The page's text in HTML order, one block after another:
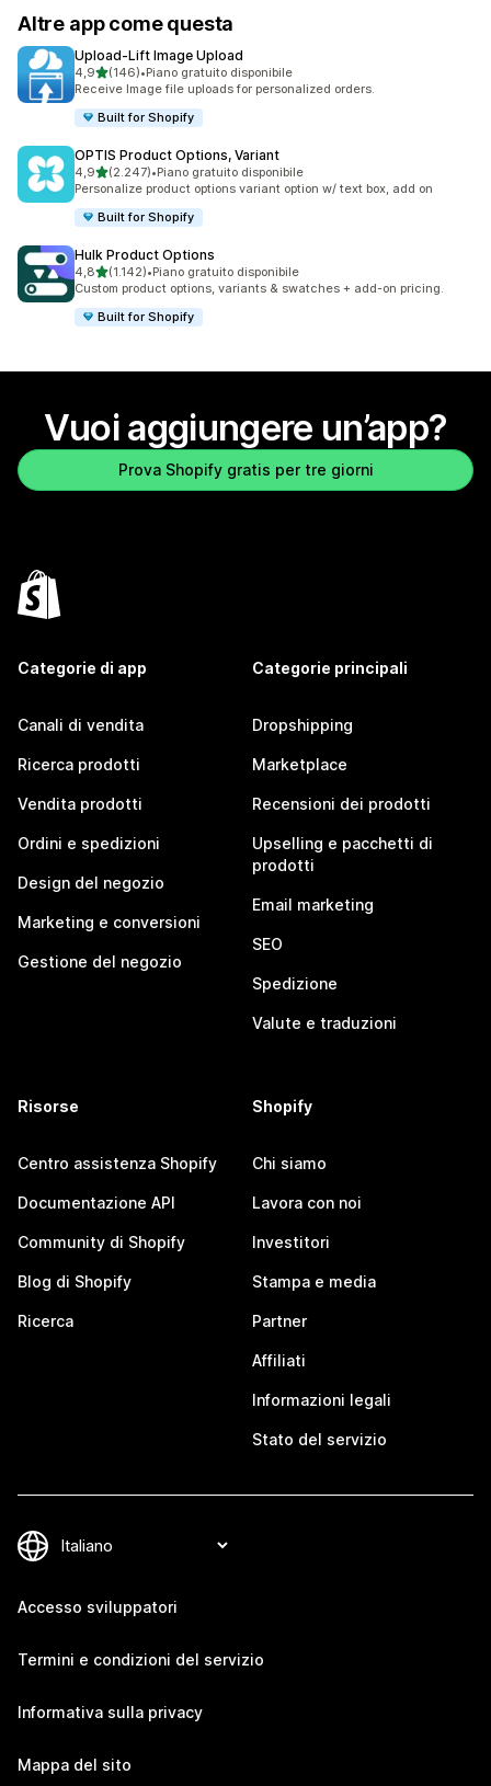
Altre app come questa
Upload‑Lift Image Upload
4,9stelle su 5
(146)
146 recensioni totali
•Piano gratuito disponibile
Receive Image file uploads for personalized orders.
Built for Shopify
OPTIS Product Options, Variant
4,9stelle su 5
(2.247)
2247 recensioni totali
•Piano gratuito disponibile
Personalize product options variant option w/ text box, add on
Built for Shopify
Hulk Product Options
4,8stelle su 5
(1.142)
1142 recensioni totali
•Piano gratuito disponibile
Custom product options, variants & swatches + add-on pricing.
Built for Shopify
Vuoi aggiungere un’app?
Prova Shopify gratis per tre giorni
Categorie di app
Canali di vendita
Ricerca prodotti
Vendita prodotti
Ordini e spedizioni
Design del negozio
Marketing e conversioni
Gestione del negozio
Categorie principali
Dropshipping
Marketplace
Recensioni dei prodotti
Upselling e pacchetti di
prodotti
Email marketing
SEO
Spedizione
Valute e traduzioni
Risorse
Centro assistenza Shopify
Documentazione API
Community di Shopify
Blog di Shopify
Ricerca
Shopify
Chi siamo
Lavora con noi
Investitori
Stampa e media
Partner
Affiliati
Informazioni legali
Stato del servizio
Accesso sviluppatori
Termini e condizioni del servizio
Informativa sulla privacy
Mappa del sito